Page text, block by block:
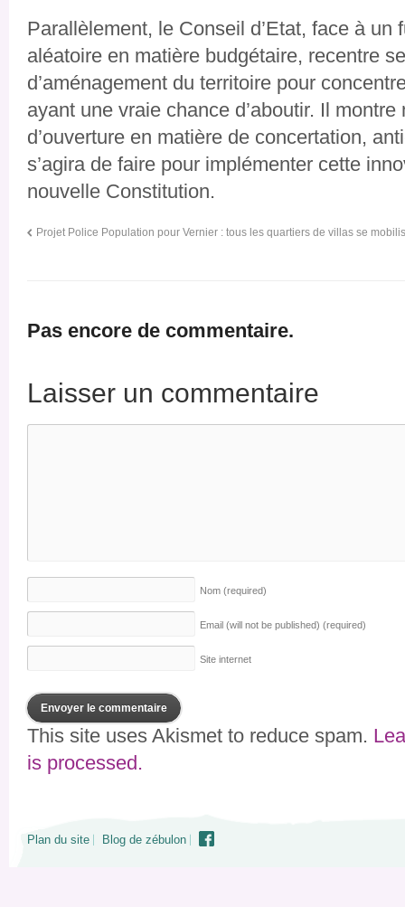
Parallèlement, le Conseil d’Etat, face à un
aléatoire en matière budgétaire, recentre
d’aménagement du territoire pour
ayant une vraie chance d’aboutir. Il
d’ouverture en matière de concertation,
s’agira de faire pour implémenter cette
nouvelle Constitution.
Projet Police Population pour Vernier : tous les quartiers de villas se
Pas encore de commentaire.
Laisser un commentaire
Nom (required)
Email (will not be published) (required)
Site internet
This site uses Akismet to reduce spam.
is processed.
Plan du site Blog de zébulon